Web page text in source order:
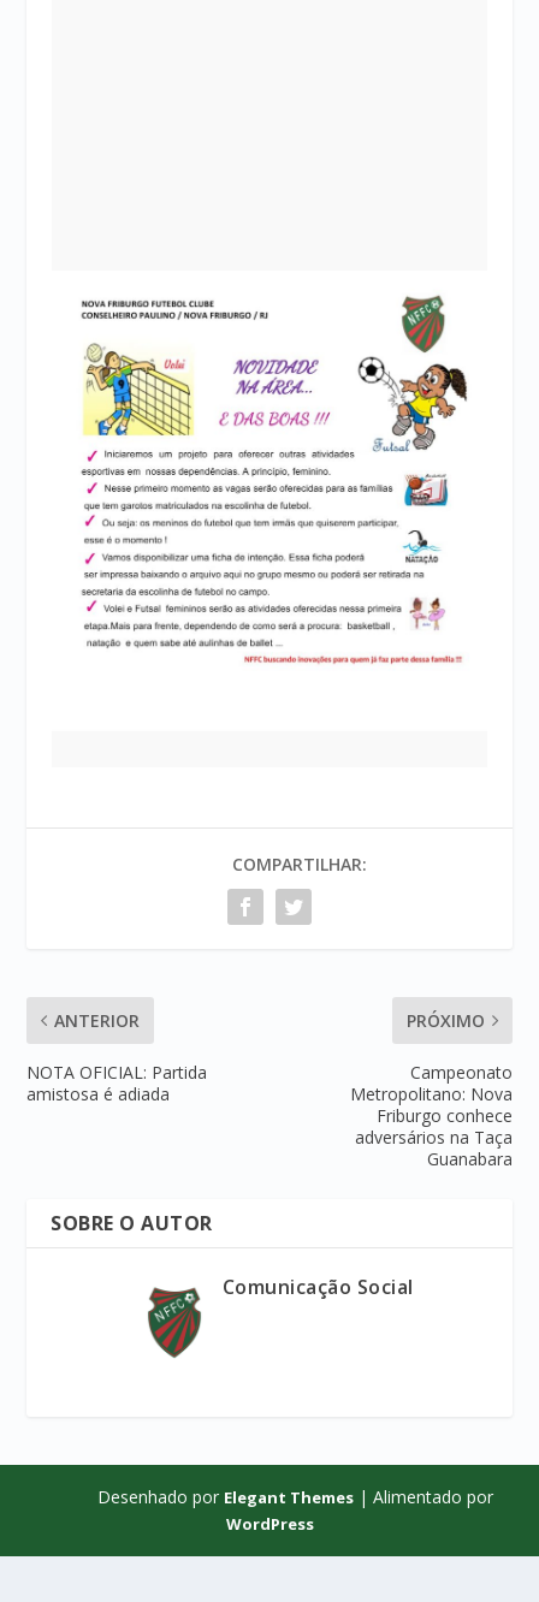
COMPARTILHAR:
ANTERIOR
NOTA OFICIAL: Partida
amistosa é adiada
PRÓXIMO
Campeonato
Metropolitano: Nova
Friburgo conhece
adversários na Taça
Guanabara
SOBRE O AUTOR
Comunicação Social
Desenhado por Elegant Themes| Alimentado por
WordPress